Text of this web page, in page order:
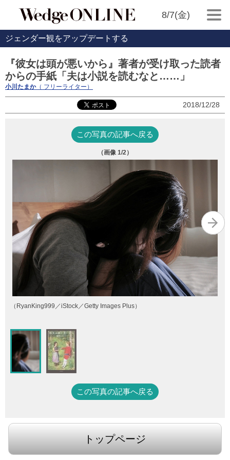
8/7(金)
ジェンダー観をアップデートする
『彼女は頭が悪いから』著者が受け取った読者
からの手紙「夫は小説を読むなと……」
小川たまか（ フリーライター）
2018/12/28
この写真の記事へ戻る
（画像 1/2）
（RyanKing999／iStock／Getty Images Plus）
この写真の記事へ戻る
トップページ